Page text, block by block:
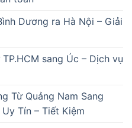
Dương ra Hà Nội – Giải
sang Úc – Dịch vụ
Từ Quảng Nam Sang
Tín – Tiết Kiệm